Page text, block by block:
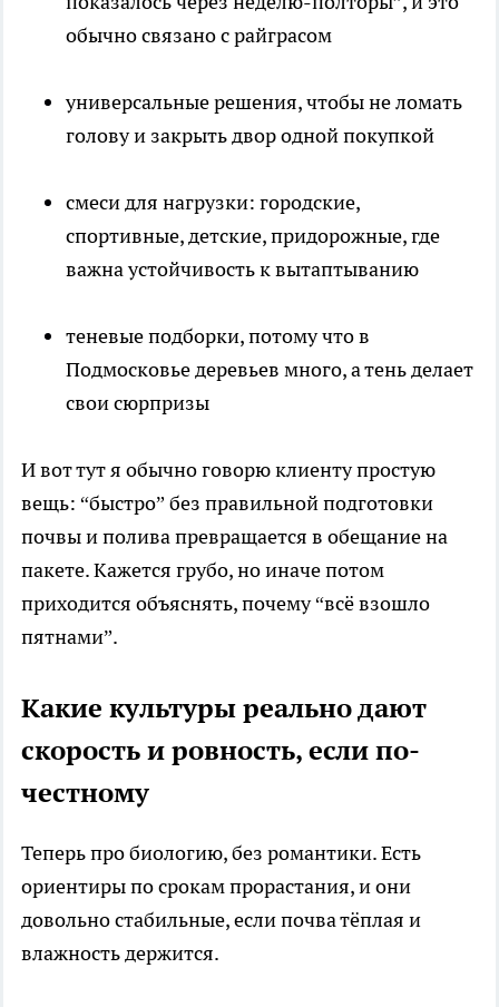
обычно связано с райграсом
универсальные решения, чтобы не ломать
голову и закрыть двор одной покупкой
смеси для нагрузки: городские,
спортивные, детские, придорожные, где
важна устойчивость к вытаптыванию
теневые подборки, потому что в
Подмосковье деревьев много, а тень делает
свои сюрпризы
И вот тут я обычно говорю клиенту простую
вещь: “быстро” без правильной подготовки
почвы и полива превращается в обещание на
пакете. Кажется грубо, но иначе потом
приходится объяснять, почему “всё взошло
пятнами”.
Какие культуры реально дают
скорость и ровность, если по-
честному
Теперь про биологию, без романтики. Есть
ориентиры по срокам прорастания, и они
довольно стабильные, если почва тёплая и
влажность держится.